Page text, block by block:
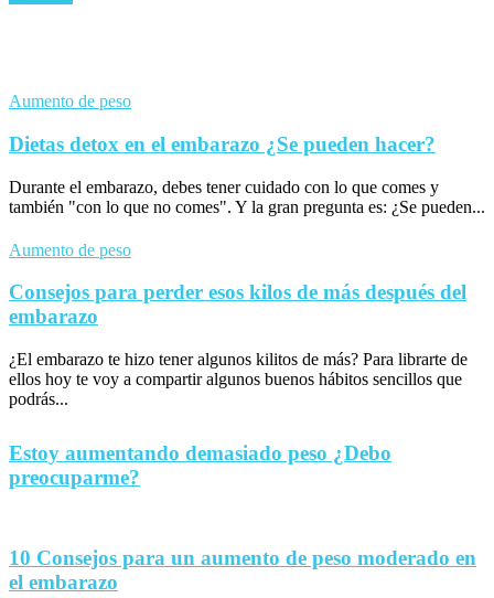
Aumento de peso
Dietas detox en el embarazo ¿Se pueden hacer?
Durante el embarazo, debes tener cuidado con lo que comes y
también "con lo que no comes". Y la gran pregunta es: ¿Se pueden...
Aumento de peso
Consejos para perder esos kilos de más después del
embarazo
¿El embarazo te hizo tener algunos kilitos de más? Para librarte de
ellos hoy te voy a compartir algunos buenos hábitos sencillos que
podrás...
Estoy aumentando demasiado peso ¿Debo
preocuparme?
10 Consejos para un aumento de peso moderado en
el embarazo